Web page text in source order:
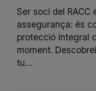
Ser soci del
assegurança: és
protecció integral
moment.
tu…